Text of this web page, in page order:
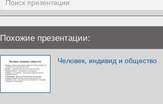
Похожие презентации:
Человек, индивид и общество